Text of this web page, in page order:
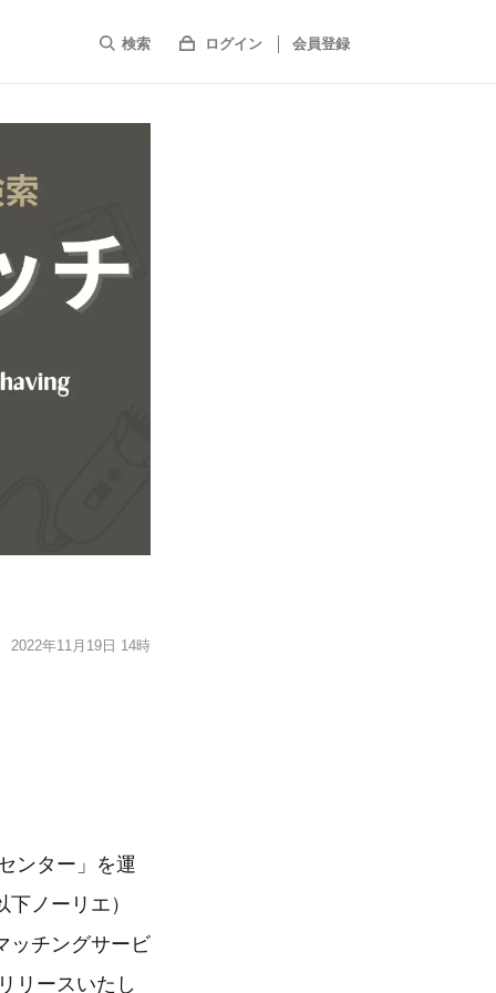
検索 ログイン 会員登録
2022年11月19日 14時
ンター」を運
ノーリエ）
ッチングサービ
リースいたし